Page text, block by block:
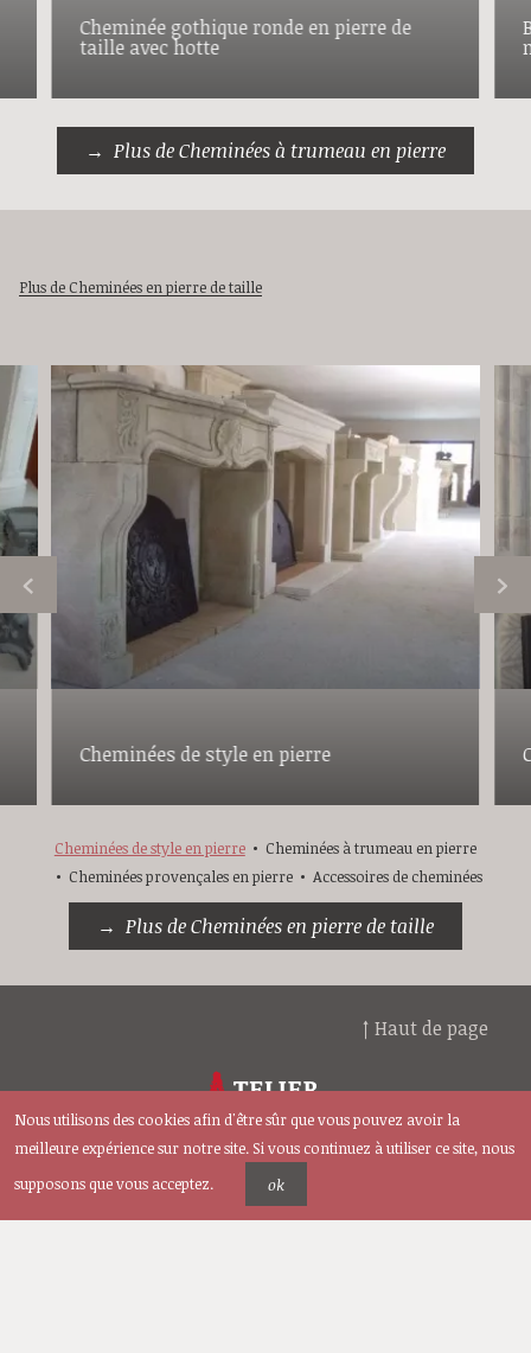
Cheminée gothique ronde en pierre de
taille avec hotte
Plus de Cheminées à trumeau en pierre
Plus de Cheminées en pierre de taille
Cheminées de style en pierre
Cheminées de style en pierre
Cheminées à trumeau en pierre
Cheminées provençales en pierre
Accessoires de cheminées
Plus de Cheminées en pierre de taille
↑ Haut de page
Nous utilisons des cookies afin d'être sûr que vous pouvez avoir la
meilleure expérience sur notre site. Si vous continuez à utiliser ce site, nous
supposons que vous acceptez.
ok